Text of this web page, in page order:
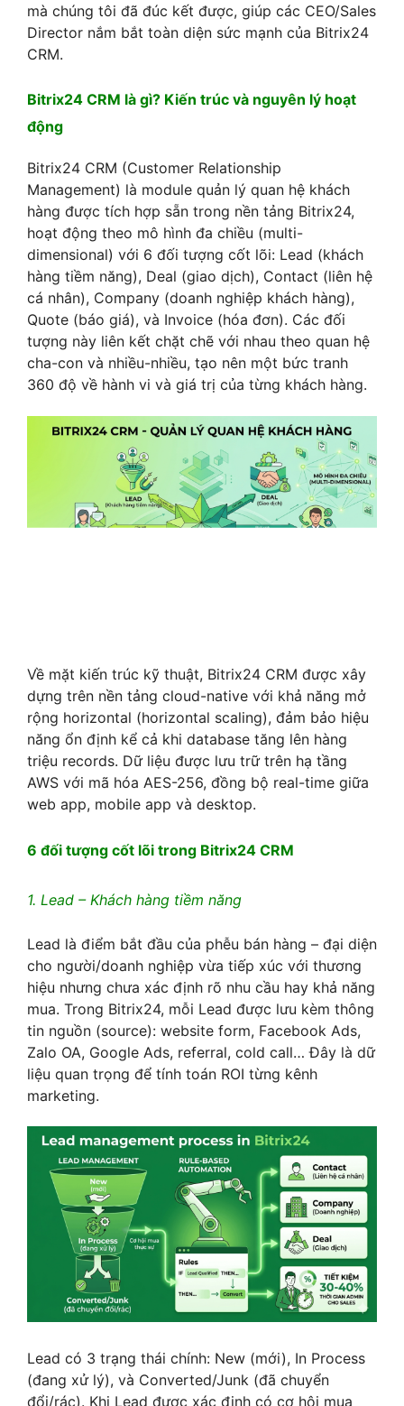
mà chúng tôi đã đúc kết được, giúp các CEO/Sales
Director nắm bắt toàn diện sức mạnh của Bitrix24
CRM.
Bitrix24 CRM là gì? Kiến trúc và nguyên lý hoạt
động
Bitrix24 CRM (Customer Relationship
Management) là module quản lý quan hệ khách
hàng được tích hợp sẵn trong nền tảng Bitrix24,
hoạt động theo mô hình đa chiều (multi-
dimensional) với 6 đối tượng cốt lõi: Lead (khách
hàng tiềm năng), Deal (giao dịch), Contact (liên hệ
cá nhân), Company (doanh nghiệp khách hàng),
Quote (báo giá), và Invoice (hóa đơn). Các đối
tượng này liên kết chặt chẽ với nhau theo quan hệ
cha-con và nhiều-nhiều, tạo nên một bức tranh
360 độ về hành vi và giá trị của từng khách hàng.
Về mặt kiến trúc kỹ thuật, Bitrix24 CRM được xây
dựng trên nền tảng cloud-native với khả năng mở
rộng horizontal (horizontal scaling), đảm bảo hiệu
năng ổn định kể cả khi database tăng lên hàng
triệu records. Dữ liệu được lưu trữ trên hạ tầng
AWS với mã hóa AES-256, đồng bộ real-time giữa
web app, mobile app và desktop.
6 đối tượng cốt lõi trong Bitrix24 CRM
1. Lead – Khách hàng tiềm năng
Lead là điểm bắt đầu của phễu bán hàng – đại diện
cho người/doanh nghiệp vừa tiếp xúc với thương
hiệu nhưng chưa xác định rõ nhu cầu hay khả năng
mua. Trong Bitrix24, mỗi Lead được lưu kèm thông
tin nguồn (source): website form, Facebook Ads,
Zalo OA, Google Ads, referral, cold call… Đây là dữ
liệu quan trọng để tính toán ROI từng kênh
marketing.
Lead có 3 trạng thái chính: New (mới), In Process
(đang xử lý), và Converted/Junk (đã chuyển
đổi/rác). Khi Lead được xác định có cơ hội mua